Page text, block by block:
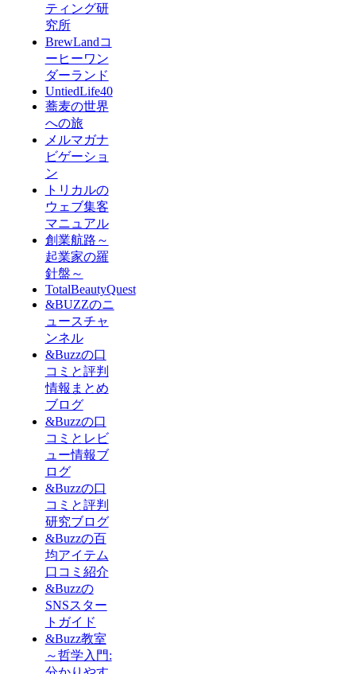
ティング研
究所
BrewLandコ
ーヒーワン
ダーランド
UntiedLife40
蕎麦の世界
への旅
メルマガナ
ビゲーショ
ン
トリカルの
ウェブ集客
マニュアル
創業航路～
起業家の羅
針盤～
TotalBeautyQuest
&BUZZのニ
ュースチャ
ンネル
&Buzzの口
コミと評判
情報まとめ
ブログ
&Buzzの口
コミとレビ
ュー情報ブ
ログ
&Buzzの口
コミと評判
研究ブログ
&Buzzの百
均アイテム
口コミ紹介
&Buzzの
SNSスター
トガイド
&Buzz教室
～哲学入門: